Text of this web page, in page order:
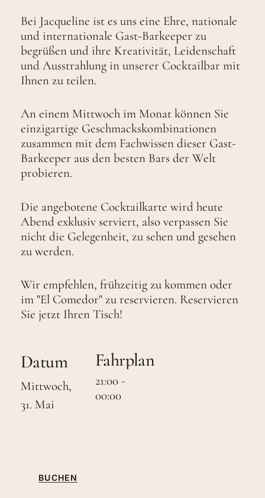
Bei Jacqueline ist es uns eine Ehre, nationale
und internationale Gast-Barkeeper zu
begrüßen und ihre Kreativität, Leidenschaft
und Ausstrahlung in unserer Cocktailbar mit
Ihnen zu teilen.
An einem Mittwoch im Monat können Sie
einzigartige Geschmackskombinationen
zusammen mit dem Fachwissen dieser Gast-
Barkeeper aus den besten Bars der Welt
probieren.
Die angebotene Cocktailkarte wird heute
Abend exklusiv serviert, also verpassen Sie
nicht die Gelegenheit, zu sehen und gesehen
zu werden.
Wir empfehlen, frühzeitig zu kommen oder
im "El Comedor" zu reservieren. Reservieren
Sie jetzt Ihren Tisch!
Datum
Mittwoch,
31. Mai
Fahrplan
21:00 -
00:00
BUCHEN